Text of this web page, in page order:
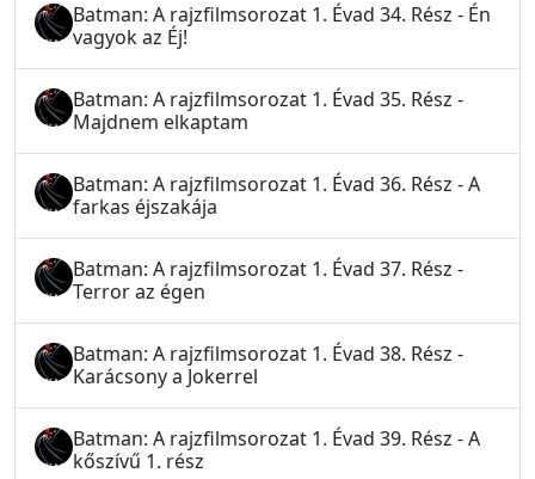
Batman: A rajzfilmsorozat 1. Évad 34. Rész - Én
vagyok az Éj!
Batman: A rajzfilmsorozat 1. Évad 35. Rész -
Majdnem elkaptam
Batman: A rajzfilmsorozat 1. Évad 36. Rész - A
farkas éjszakája
Batman: A rajzfilmsorozat 1. Évad 37. Rész -
Terror az égen
Batman: A rajzfilmsorozat 1. Évad 38. Rész -
Karácsony a Jokerrel
Batman: A rajzfilmsorozat 1. Évad 39. Rész - A
kőszívű 1. rész